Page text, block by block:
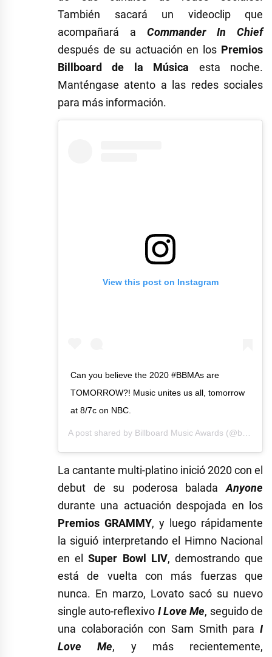
También sacará un videoclip que
acompañará a Commander In Chief
después de su actuación en los Premios
Billboard de la Música esta noche.
Manténgase atento a las redes sociales
para más información.
View this post on Instagram
Can you believe the 2020 #BBMAs are
TOMORROW?! Music unites us all, tomorrow
at 8/7c on NBC.
A post shared by Billboard Music Awards (@bbmas) on
La cantante multi-platino inició 2020 con el
debut de su poderosa baladaAnyone
durante una actuación despojada en los
Premios GRAMMY, y luego rápidamente
la siguió interpretando el Himno Nacional
en elSuper Bowl LIV, demostrando que
está de vuelta con más fuerzas que
nunca. En marzo, Lovato sacó su nuevo
single auto-reflexivo I Love Me, seguido de
una colaboración con Sam Smith para I
Love Me, y más recientemente,